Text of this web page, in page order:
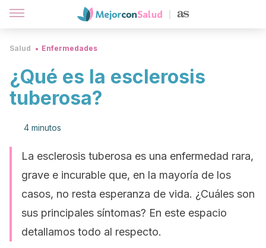
Salud Enfermedades
¿Qué es la esclerosis
tuberosa?
4 minutos
La esclerosis tuberosa es una enfermedad rara,
grave e incurable que, en la mayoría de los
casos, no resta esperanza de vida. ¿Cuáles son
sus principales síntomas? En este espacio
detallamos todo al respecto.